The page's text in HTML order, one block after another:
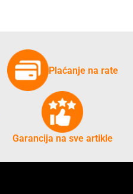
Plaćanje na rate
Garancija na sve artikle